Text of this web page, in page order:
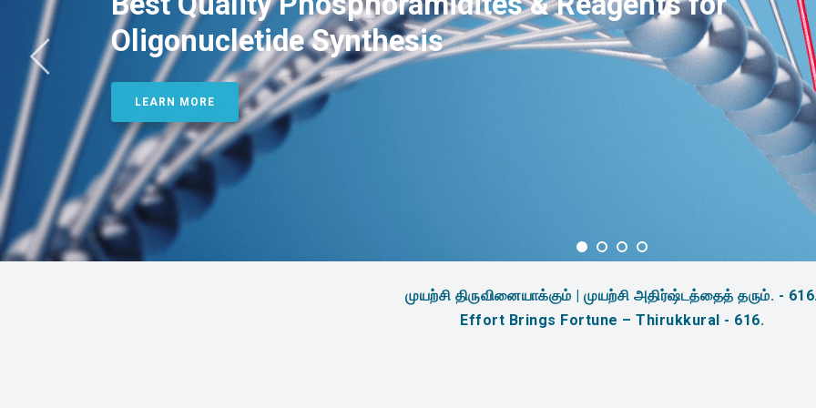
Oligonucletide Synthesis
LEARN MORE
முயற்சி திருவினையாக்கும் | முயற்சி அதிர்ஷ்டத்தைத் தரும். -
Effort Brings Fortune – Thirukkural - 616.